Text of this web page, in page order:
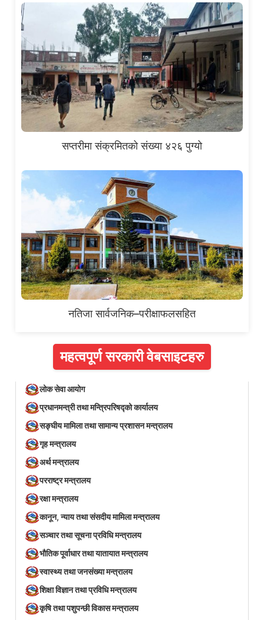
सप्तरीमा संक्रमितको संख्या ४२६ पुग्यो
नतिजा सार्वजनिक–परीक्षाफलसहित
महत्वपूर्ण सरकारी वेबसाइटहरु
लोक सेवा आयोग
प्रधानमन्त्री तथा मन्त्रिपरिषद्को कार्यालय
सङ्घीय मामिला तथा सामान्य प्रशासन मन्त्रालय
गृह मन्त्रालय
अर्थ मन्त्रालय
परराष्ट्र मन्त्रालय
रक्षा मन्त्रालय
कानून, न्याय तथा संसदीय मामिला मन्त्रालय
सञ्‍चार तथा सूचना प्रविधि मन्त्रालय
भौतिक पूर्वाधार तथा यातायात मन्त्रालय
स्वास्थ्य तथा जनसंख्या मन्त्रालय
शिक्षा विज्ञान तथा प्रविधि मन्त्रालय
कृषि तथा पशुपन्छी विकास मन्त्रालय